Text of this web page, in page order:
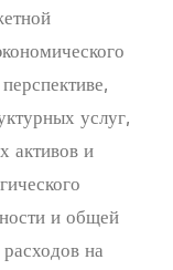
услуг,
активов и
и общей
расходов на